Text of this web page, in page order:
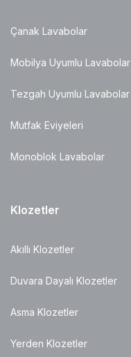
Çanak Lavabolar
Mobilya Uyumlu Lavabolar
Tezgah Uyumlu Lavabolar
Mutfak Eviyeleri
Monoblok Lavabolar
Klozetler
Akıllı Klozetler
Duvara Dayalı Klozetler
Asma Klozetler
Yerden Klozetler